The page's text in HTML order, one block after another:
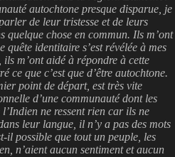
autochtone presque disparue, je
de leur tristesse et de leurs
quelque chose en commun. Ils m’ont
quête identitaire s’est révélée à mes
ils m’ont aidé à répondre à cette
ce que c’est que d’être autochtone.
point de départ, est très vite
d’une communauté dont les
ne ressent rien car ils ne
leur langue, il n’y a pas des mots
il possible que tout un peuple, les
n’aient aucun sentiment et aucun